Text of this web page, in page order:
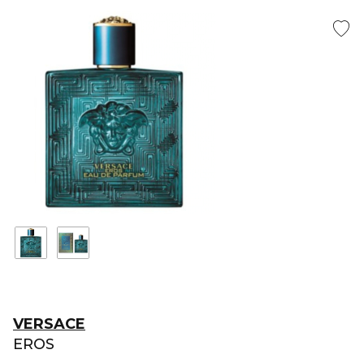
VERSACE
EROS